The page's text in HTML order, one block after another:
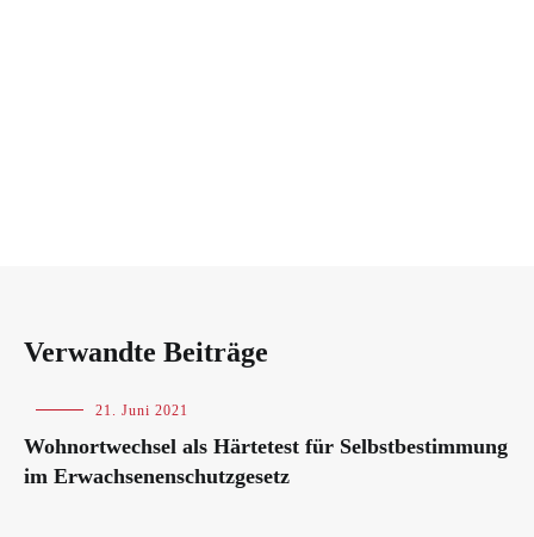
Verwandte Beiträge
Blog 21. Juni 2021
Wohnortwechsel als Härtetest für Selbstbestimmung
im Erwachsenenschutzgesetz